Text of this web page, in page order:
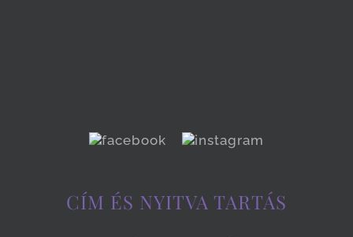
CÍM ÉS NYITVA TARTÁS